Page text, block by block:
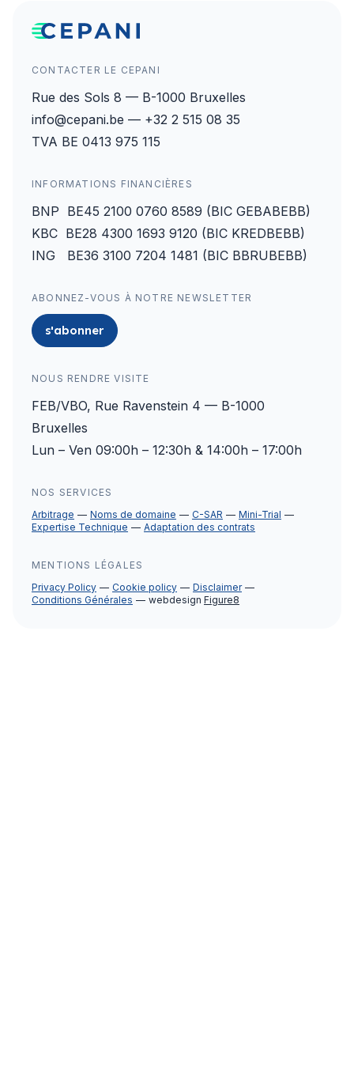
CONTACTER LE CEPANI
Rue des Sols 8 — B-1000 Bruxelles
info@cepani.be — +32 2 515 08 35
TVA BE 0413 975 115
INFORMATIONS FINANCIÈRES
BNP BE45 2100 0760 8589 (BIC GEBABEBB)
KBC BE28 4300 1693 9120 (BIC KREDBEBB)
ING BE36 3100 7204 1481 (BIC BBRUBEBB)
ABONNEZ-VOUS À NOTRE NEWSLETTER
s'abonner
NOUS RENDRE VISITE
FEB/VBO, Rue Ravenstein 4 — B-1000
Bruxelles
Lun – Ven 09:00h – 12:30h & 14:00h – 17:00h
NOS SERVICES
Arbitrage
Noms de domaine C-SAR
Mini-Trial
Expertise Technique
Adaptation des contrats
MENTIONS LÉGALES
Privacy Policy
Cookie policy
Disclaimer
Conditions Générales
webdesign Figure8